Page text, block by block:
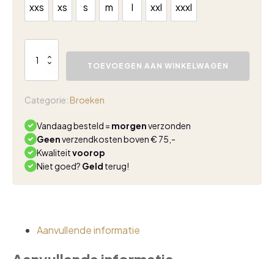
xxs
xxs
xs
xs
s
s
m
m
l
l
xxl
xxl
xxxl
xxxl
Day
blue
TOEVOEGEN AAN WINKELWAGEN
Categorie: Broeken
Vandaag besteld = morgenverzonden
Geenverzendkosten boven € 75,-
Kwaliteitvoorop
Niet goed? Geld terug!
Aanvullende informatie